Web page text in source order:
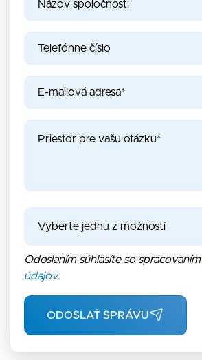
Odoslaním súhlasíte so spracovaním
údajov.
ODOSLAŤ SPRÁVU